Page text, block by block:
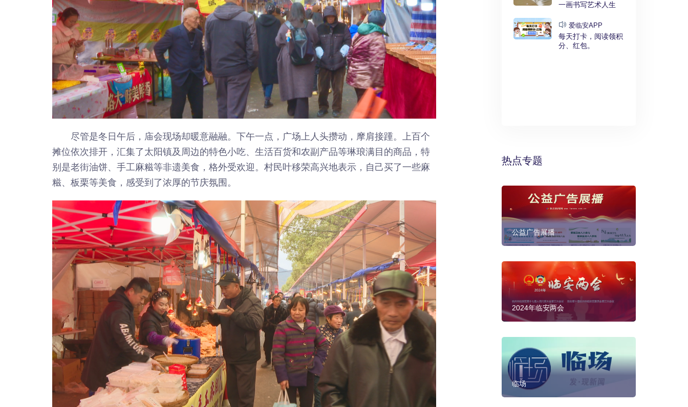
尽管是冬日午后，庙会现场却暖意融融。下午一点，广场上人头攒动，摩肩接踵。上百个
摊位依次排开，汇集了太阳镇及周边的特色小吃、生活百货和农副产品等琳琅满目的商品，特
别是老街油饼、手工麻糍等非遗美食，格外受欢迎。村民叶移荣高兴地表示，自己买了一些麻
糍、板栗等美食，感受到了浓厚的节庆氛围。
一画书写艺术人生
爱临安APP
每天打卡，阅读领积
分、红包。
《爱临安有礼》：每
天上午10点开始！3
轮齐发，还有大红
包！
《深入开展“五个
一画书写艺术人生
爱临安APP
每天打卡，阅读领积
分、红包。
热点专题
公益广告展播
2024年临安两会
临场